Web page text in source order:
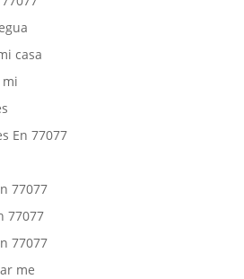
casa
En 77077
77077
77077
77077
me